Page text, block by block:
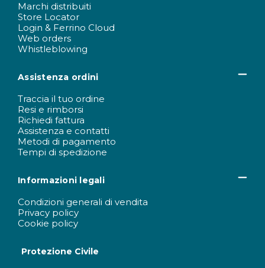
Marchi distribuiti
Store Locator
Login & Ferrino Cloud
Web orders
Whistleblowing
Assistenza ordini
Traccia il tuo ordine
Resi e rimborsi
Richiedi fattura
Assistenza e contatti
Metodi di pagamento
Tempi di spedizione
Informazioni legali
Condizioni generali di vendita
Privacy policy
Cookie policy
Protezione Civile